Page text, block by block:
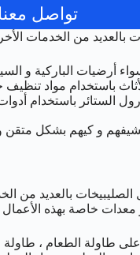
تواصل معنا 50993903
بالعديد من الخدمات
الباركية و
باستخدام مواد تنظيف
الستائر باستخدام
و كيهم بشكل متقن
الصليبيخات بالعديد
خاصة بهذه الأعمال
على طاولة الطعام ،